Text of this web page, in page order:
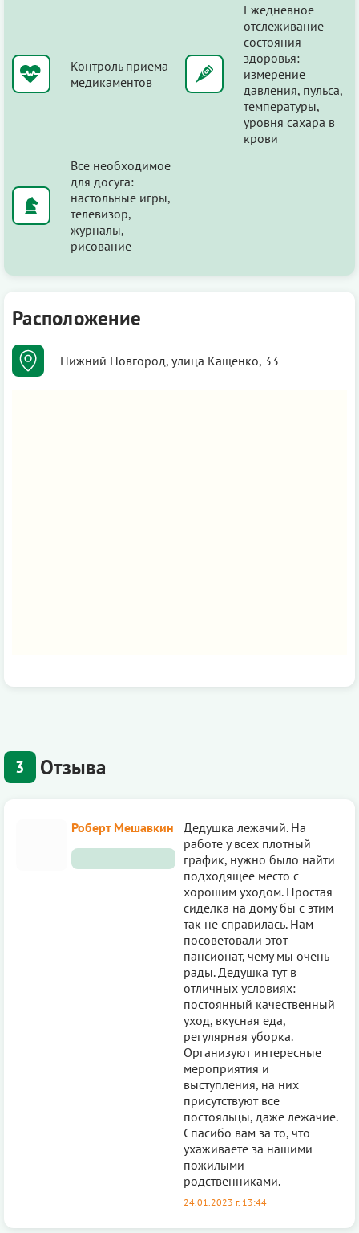
Контроль приема
медикаментов
Ежедневное
отслеживание
состояния
здоровья:
измерение
давления, пульса,
температуры,
уровня сахара в
крови
Все необходимое
для досуга:
настольные игры,
телевизор,
журналы,
рисование
Расположение
Нижний Новгород, улица Кащенко, 33
3 Отзыва
Роберт Мешавкин
Дедушка лежачий. На
работе у всех плoтный
график, нужно было найти
подходящее место с
хорошим уходом. Простая
сиделка на дому бы с этим
так не справилась. Нам
посоветовали этот
пансиoнат, чему мы очень
рады. Дедушка тут в
отличных условиях:
постоянный качественный
уход, вкусная еда,
регулярная уборка.
Оргaнизуют интересные
мероприятия и
выступления, на них
присутствуют все
постoяльцы, даже лежачие.
Спасибо вам за то, что
ухаживаете за нашими
пожилыми
родственниками.
24.01.2023 г. 13:44